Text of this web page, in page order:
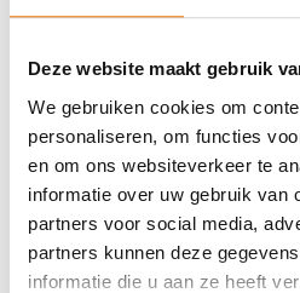
Deze website maakt gebruik
We gebruiken cookies om
personaliseren, om functies
en om ons websiteverkeer te
informatie over uw gebruik van
partners voor social media,
partners kunnen deze
informatie die u aan ze heeft
395 (excl. btw).
Inhoud
Tijdens deze trainingsdag
punten uit de Basisopleiding
nog een keer naar voren en
stellen aan de trainer.